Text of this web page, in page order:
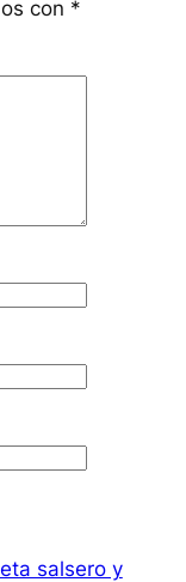
con *
salsero y